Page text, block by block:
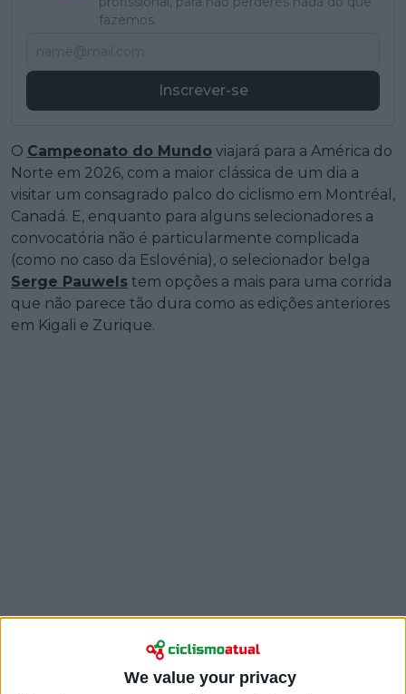
We value your privacy
fazemos.
Inscrever-se
O Campeonato do Mundo viajará para a América do
Norte em 2026, com a maior clássica de um dia a
visitar um consagrado palco do ciclismo em Montréal,
Canadá. E, enquanto para alguns selecionadores a
convocatória não é particularmente complicada
(como no caso da Eslovénia), o selecionador belga
Serge Pauwels tem opções a mais para uma corrida
que não parece tão dura como as edições anteriores
em Kigali e Zurique.